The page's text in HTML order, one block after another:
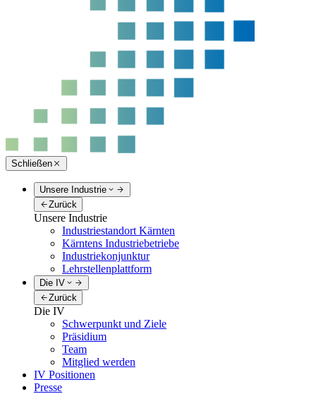
Schließen
Unsere Industrie
Zurück
Unsere Industrie
Industriestandort Kärnten
Kärntens Industriebetriebe
Industriekonjunktur
Lehrstellenplattform
Die IV
Zurück
Die IV
Schwerpunkt und Ziele
Präsidium
Team
Mitglied werden
IV Positionen
Presse